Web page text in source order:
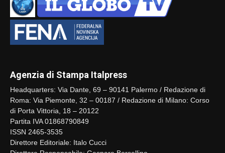
Agenzia di Stampa Italpress
Headquarters: Via Dante, 69 – 90141 Palermo / Redazione di
Roma: Via Piemonte, 32 – 00187 / Redazione di Milano: Corso
di Porta Vittoria, 18 – 20122
Partita IVA 01868790849
ISSN 2465-3535
Direttore Editoriale: Italo Cucci